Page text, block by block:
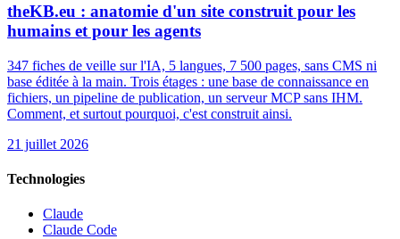
theKB.eu : anatomie d'un site construit pour les
humains et pour les agents
347 fiches de veille sur l'IA, 5 langues, 7 500 pages, sans CMS ni
base éditée à la main. Trois étages : une base de connaissance en
fichiers, un pipeline de publication, un serveur MCP sans IHM.
Comment, et surtout pourquoi, c'est construit ainsi.
21 juillet 2026
Technologies
Claude
Claude Code